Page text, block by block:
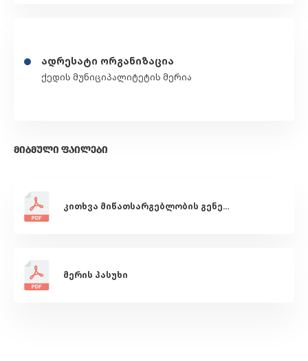
ადრესატი ორგანიზაცია
ქედის მუნიციპალიტეტის მერია
ᲛᲘᲑᲛᲣᲚᲘ ᲤᲐᲘᲚᲔᲑᲘ
კითხვა მიწათსარგებლობის გენერალური გეგმის თაობაზე
მერის პასუხი